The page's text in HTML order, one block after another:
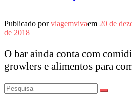
Publicado porviagemvivaem 20 de
de 2018
O bar ainda conta com
growlers e alimentos para
Pesquisar
por: